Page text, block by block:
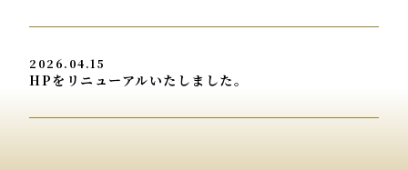
2026.04.15
HPをリニューアルいたしました。